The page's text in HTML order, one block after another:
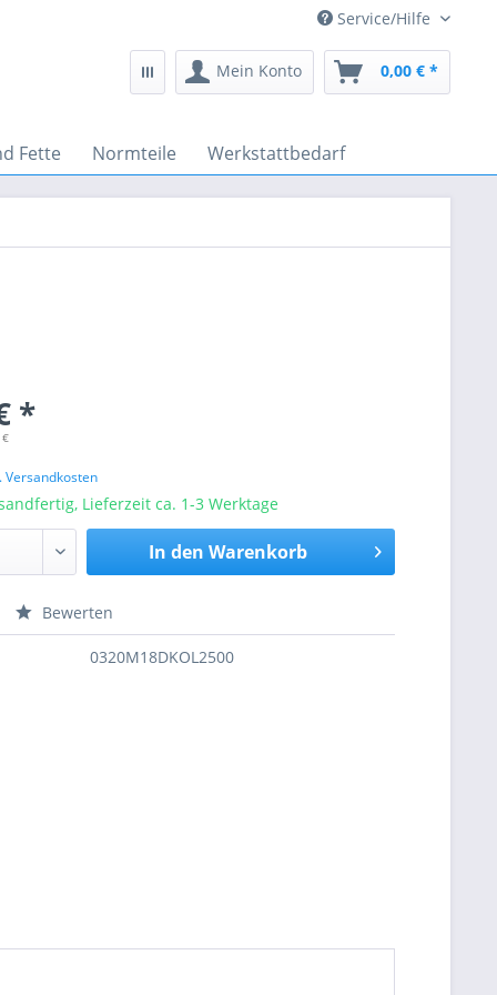
Service/Hilfe
Mein Konto 0,00 € *
Fette Normteile Werkstattbedarf
*
Versandkosten
Lieferzeit ca. 1-3 Werktage
In den Warenkorb
Bewerten
0320M18DKOL2500